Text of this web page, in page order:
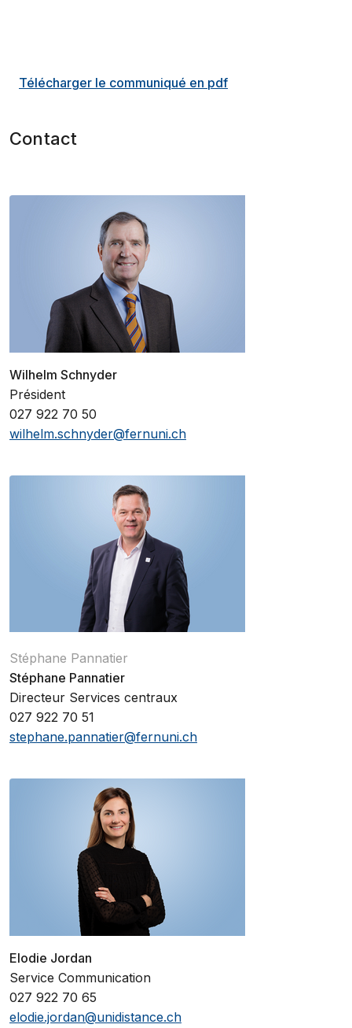
Télécharger le communiqué en pdf
Contact
Wilhelm Schnyder
Président
027 922 70 50
wilhelm.schnyder@fernuni.ch
Stéphane Pannatier
Stéphane Pannatier
Directeur Services centraux
027 922 70 51
stephane.pannatier@fernuni.ch
Elodie Jordan
Service Communication
027 922 70 65
elodie.jordan@unidistance.ch